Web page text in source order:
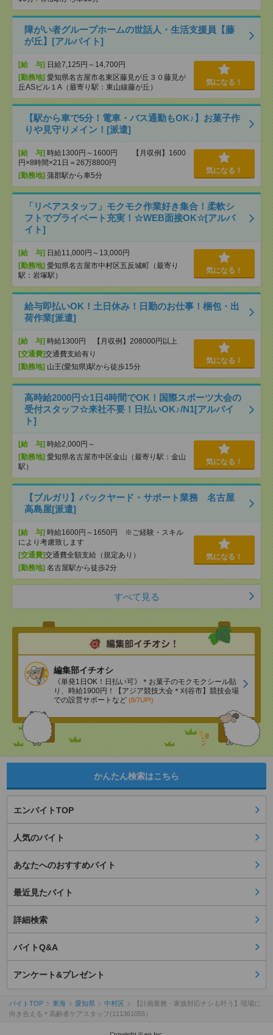
障がい者グループホームの世話人・生活支援員【藤
が丘】[アルバイト]
[給 与] 日給7,125円～14,700円
[勤務地] 愛知県名古屋市名東区藤見が丘３０藤見が
丘ASビル１A（最寄り駅：東山線藤が丘）
気になる！
【駅から車で5分！電車・バス通勤もOK♪】お菓子作
りや見守りメイン！[派遣]
[給 与] 時給1300円～1600円 【月収例】1600
円×8時間×21日＝26万8800円
[勤務地] 蒲郡駅から車5分
気になる！
「リペアスタッフ」モクモク作業好き集合！柔軟シ
フトでプライベート充実！☆WEB面接OK☆[アルバ
イト]
[給 与] 日給11,000円～13,000円
[勤務地] 愛知県名古屋市中村区五反城町（最寄り
駅：岩塚駅）
気になる！
給与即払いOK！土日休み！日勤のお仕事！梱包・出
荷作業[派遣]
[給 与] 時給1300円 【月収例】208000円以上
[交通費]交通費支給有り
[勤務地] 山王(愛知県)駅から徒歩15分
気になる！
高時給2000円☆1日4時間でOK！国際スポーツ大会の
受付スタッフ☆来社不要！日払いOK♪/N1[アルバイ
ト]
[給 与] 時給2,000円～
[勤務地] 愛知県名古屋市中区金山（最寄り駅：金山
駅）
気になる！
【ブルガリ】バックヤード・サポート業務 名古屋
高島屋[派遣]
[給 与] 時給1600円～1650円 ※ご経験・スキル
により考慮致します
[交通費]交通費全額支給（規定あり）
[勤務地] 名古屋駅から徒歩2分
気になる！
すべて見る
編集部イチオシ
《単発1日OK！日払い可》＊お菓子のモクモクシール貼
り、時給1900円！【アジア競技大会＊刈谷市】競技会場
での設営サポートなど (8/7UP!)
かんたん検索はこちら
エンバイトTOP
人気のバイト
あなたへのおすすめバイト
最近見たバイト
詳細検索
バイトQ&A
アンケート&プレゼント
バイトTOP 東海 愛知県 中村区
【計画業務・家族対応ナシも叶う】現場に
向き合える＊高齢者ケアスタッフ(111361055）